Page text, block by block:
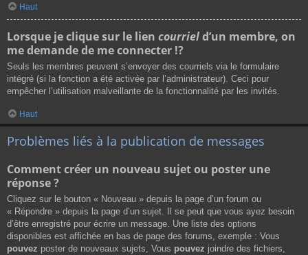
Haut
Lorsque je clique sur le lien courrield’un membre, on
me demande de me connecter !?
Seuls les membres peuvent s’envoyer des courriels via le formulaire
intégré (si la fonction a été activée par l’administrateur). Ceci pour
empêcher l’utilisation malveillante de la fonctionnalité par les invités.
Haut
Problèmes liés à la publication de messages
Comment créer un nouveau sujet ou poster une
réponse ?
Cliquez sur le bouton « Nouveau » depuis la page d’un forum ou
« Répondre » depuis la page d’un sujet. Il se peut que vous ayez besoin
d’être enregistré pour écrire un message. Une liste des options
disponibles est affichée en bas de page des forums, exemple : Vous
pouvez poster de nouveaux sujets, Vous pouvez joindre des fichiers,